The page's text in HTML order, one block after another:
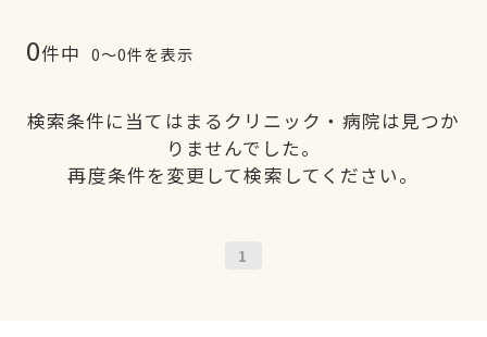
0件中 0〜0件を表示
検索条件に当てはまるクリニック・病院は見つか
りませんでした。
再度条件を変更して検索してください。
1